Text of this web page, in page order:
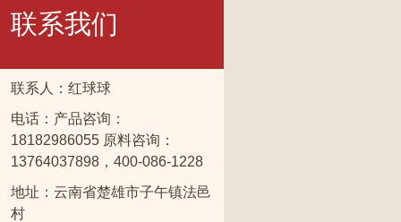
联系我们
联系人：红球球
电话：产品咨询：
18182986055 原料咨询：
13764037898，400-086-1228
地址：云南省楚雄市子午镇法邑
村